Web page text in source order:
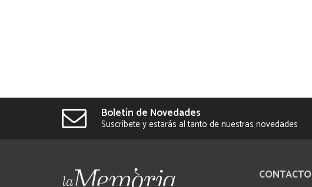
Boletín de Novedades
Suscríbete y estarás al tanto de nuestras novedades
CONTACTO